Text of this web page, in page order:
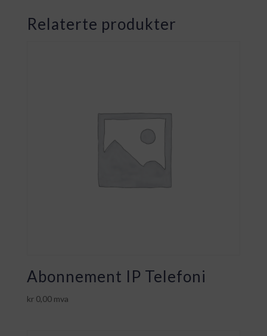
Relaterte produkter
Abonnement IP Telefoni
kr0,00 mva